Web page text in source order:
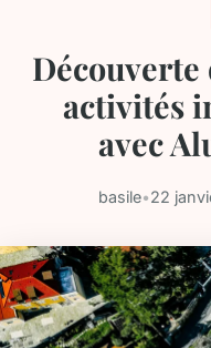
Découverte
activités
avec
basile•22